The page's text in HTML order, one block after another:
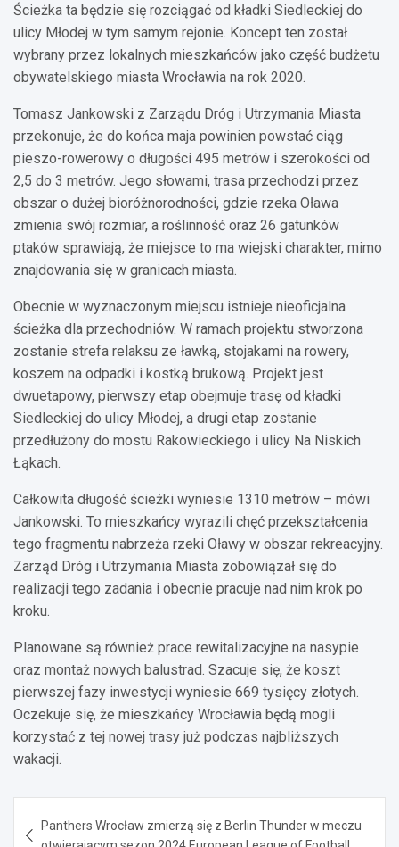
Ścieżka ta będzie się rozciągać od kładki Siedleckiej do
ulicy Młodej w tym samym rejonie. Koncept ten został
wybrany przez lokalnych mieszkańców jako część budżetu
obywatelskiego miasta Wrocławia na rok 2020.
Tomasz Jankowski z Zarządu Dróg i Utrzymania Miasta
przekonuje, że do końca maja powinien powstać ciąg
pieszo-rowerowy o długości 495 metrów i szerokości od
2,5 do 3 metrów. Jego słowami, trasa przechodzi przez
obszar o dużej bioróżnorodności, gdzie rzeka Oława
zmienia swój rozmiar, a roślinność oraz 26 gatunków
ptaków sprawiają, że miejsce to ma wiejski charakter, mimo
znajdowania się w granicach miasta.
Obecnie w wyznaczonym miejscu istnieje nieoficjalna
ścieżka dla przechodniów. W ramach projektu stworzona
zostanie strefa relaksu ze ławką, stojakami na rowery,
koszem na odpadki i kostką brukową. Projekt jest
dwuetapowy, pierwszy etap obejmuje trasę od kładki
Siedleckiej do ulicy Młodej, a drugi etap zostanie
przedłużony do mostu Rakowieckiego i ulicy Na Niskich
Łąkach.
Całkowita długość ścieżki wyniesie 1310 metrów – mówi
Jankowski. To mieszkańcy wyrazili chęć przekształcenia
tego fragmentu nabrzeża rzeki Oławy w obszar rekreacyjny.
Zarząd Dróg i Utrzymania Miasta zobowiązał się do
realizacji tego zadania i obecnie pracuje nad nim krok po
kroku.
Planowane są również prace rewitalizacyjne na nasypie
oraz montaż nowych balustrad. Szacuje się, że koszt
pierwszej fazy inwestycji wyniesie 669 tysięcy złotych.
Oczekuje się, że mieszkańcy Wrocławia będą mogli
korzystać z tej nowej trasy już podczas najbliższych
wakacji.
wpisu
Panthers Wrocław zmierzą się z Berlin Thunder w meczu